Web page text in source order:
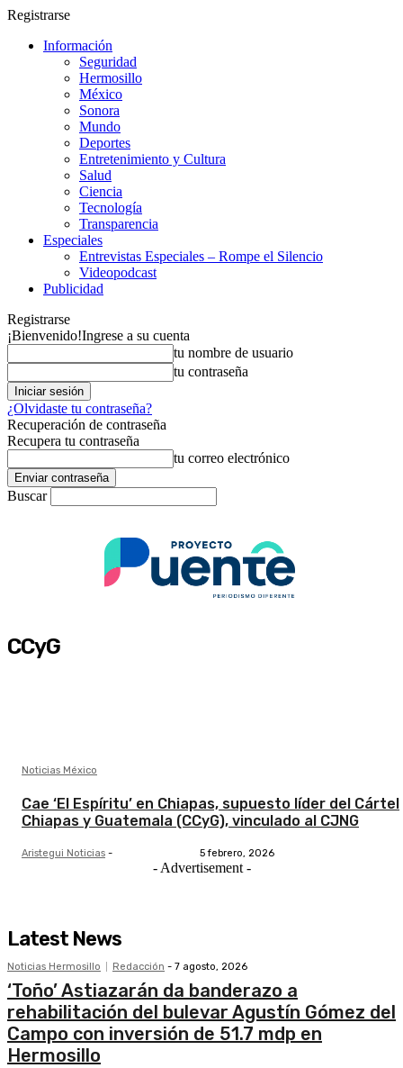
Registrarse
Información
Seguridad
Hermosillo
México
Sonora
Mundo
Deportes
Entretenimiento y Cultura
Salud
Ciencia
Tecnología
Transparencia
Especiales
Entrevistas Especiales – Rompe el Silencio
Videopodcast
Publicidad
Registrarse
¡Bienvenido!Ingrese a su cuenta
tu nombre de usuario
tu contraseña
¿Olvidaste tu contraseña?
Recuperación de contraseña
Recupera tu contraseña
tu correo electrónico
Buscar
CCyG
Noticias México
Cae ‘El Espíritu’ en Chiapas, supuesto líder del Cártel
Chiapas y Guatemala (CCyG), vinculado al CJNG
Aristegui Noticias - 5 febrero, 2026
- Advertisement -
Latest News
Noticias Hermosillo Redacción - 7 agosto, 2026
‘Toño’ Astiazarán da banderazo a
rehabilitación del bulevar Agustín Gómez del
Campo con inversión de 51.7 mdp en
Hermosillo